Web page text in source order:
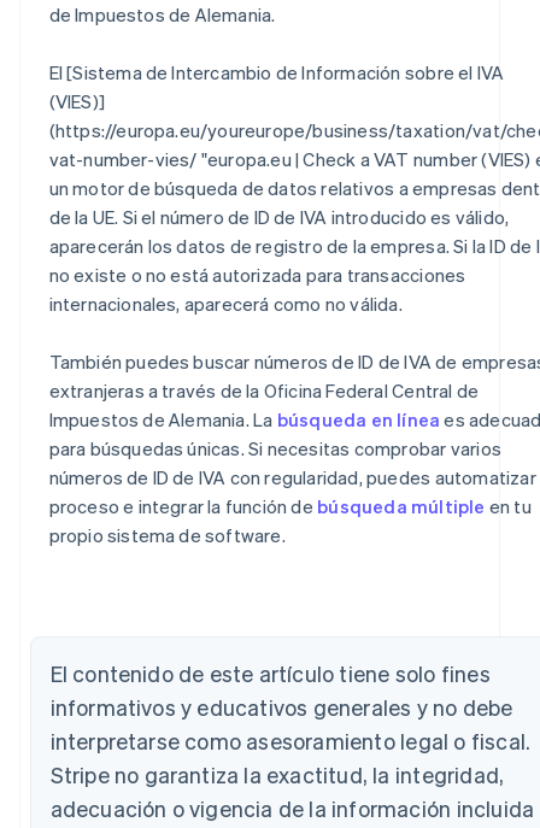
de Impuestos de Alemania.
El [Sistema de Intercambio de Información sobre el IVA
(VIES)]
(https://europa.eu/youreurope/business/taxation/vat/
vat-number-vies/ "europa.eu | Check a VAT number (VIES)
un motor de búsqueda de datos relativos a empresas
de la UE. Si el número de ID de IVA introducido es válido,
aparecerán los datos de registro de la empresa. Si la ID de
no existe o no está autorizada para transacciones
internacionales, aparecerá como no válida.
También puedes buscar números de ID de IVA de
extranjeras a través de la Oficina Federal Central de
Impuestos de Alemania. La búsqueda en línea es
para búsquedas únicas. Si necesitas comprobar varios
números de ID de IVA con regularidad, puedes automatizar
proceso e integrar la función de búsqueda múltiple en tu
propio sistema de software.
El contenido de este artículo tiene solo fines
informativos y educativos generales y no debe
interpretarse como asesoramiento legal o fiscal.
Stripe no garantiza la exactitud, la integridad,
adecuación o vigencia de la información incluida
Alemania
DeutschEnglish
Australia
Austria
DeutschEnglish